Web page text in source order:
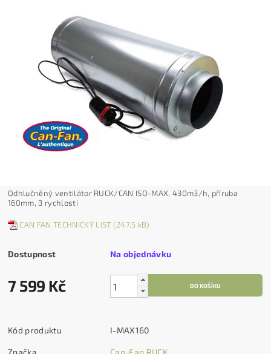
Odhlučněný ventilátor RUCK/CAN ISO-MAX, 430m3/h, příruba
160mm, 3 rychlosti
CAN FAN TECHNICKÝ LIST (247.5 kB)
Dostupnost Na objednávku
7 599 Kč
Kód produktu I-MAX160